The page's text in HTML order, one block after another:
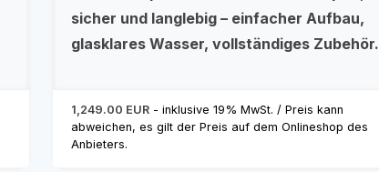
sicher und langlebig – einfacher Aufbau,
glasklares Wasser, vollständiges Zubehör.
1,249.00 EUR - inklusive 19% MwSt. / Preis kann
abweichen, es gilt der Preis auf dem Onlineshop des
Anbieters.